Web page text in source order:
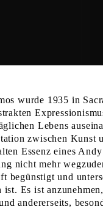
wurde 1935 in
Lebens
zwischen
Essenz eines
nicht mehr
und
Es ist
andererseits,